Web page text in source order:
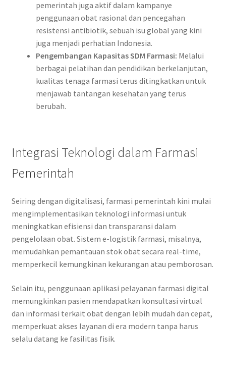
pemerintah juga aktif dalam kampanye
penggunaan obat rasional dan pencegahan
resistensi antibiotik, sebuah isu global yang kini
juga menjadi perhatian Indonesia.
Pengembangan Kapasitas SDM Farmasi: Melalui
berbagai pelatihan dan pendidikan berkelanjutan,
kualitas tenaga farmasi terus ditingkatkan untuk
menjawab tantangan kesehatan yang terus
berubah.
Integrasi Teknologi dalam Farmasi
Pemerintah
Seiring dengan digitalisasi, farmasi pemerintah kini mulai
mengimplementasikan teknologi informasi untuk
meningkatkan efisiensi dan transparansi dalam
pengelolaan obat. Sistem e-logistik farmasi, misalnya,
memudahkan pemantauan stok obat secara real-time,
memperkecil kemungkinan kekurangan atau pemborosan.
Selain itu, penggunaan aplikasi pelayanan farmasi digital
memungkinkan pasien mendapatkan konsultasi virtual
dan informasi terkait obat dengan lebih mudah dan cepat,
memperkuat akses layanan di era modern tanpa harus
selalu datang ke fasilitas fisik.